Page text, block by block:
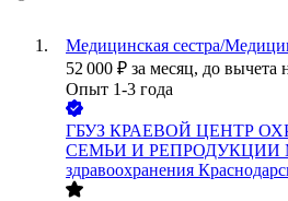
Медицинская сестра/
52 000 ₽ за месяц, до вычета
Опыт 1-3 года
ГБУЗ КРАЕВОЙ ЦЕНТР
СЕМЬИ И РЕПРОДУКЦИИ
здравоохранения